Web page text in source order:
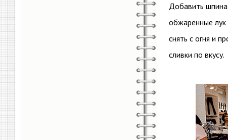
Добавить
обжаренные лук
снять с огня и
сливки по вкусу.